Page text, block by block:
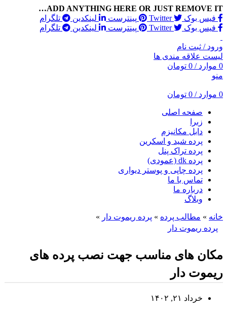
ADD ANYTHING HERE OR JUST REMOVE IT…
فیس بوک
Twitter پینترست لینکدین
تلگرام
فیس بوک
Twitter پینترست لینکدین تلگرام
ورود / ثبت نام
لیست علاقه مندی ها
0 موارد /
0 تومان
منو
0 موارد /
0 تومان
صفحه اصلی
زبرا
دابل مکانیزم
پرده شید و اسکرین
پرده تراک پنل
پرده dk (عمودی)
پرده چاپی و پوستر دیواری
تماس با ما
درباره ما
وبلاگ
خانه » مطالب پرده » پرده ریموت دار »
پرده ریموت دار
مکان های مناسب جهت نصب پرده های
ریموت دار
خرداد ۲۱, ۱۴۰۲